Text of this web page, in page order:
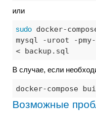
или
sudo docker-
mysql -uroot -
< backup.sql
В случае, если
docker-compose
Возможные